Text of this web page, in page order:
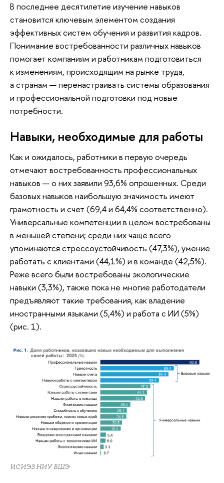
В последнее десятилетие изучение навыков
становится ключевым элементом создания
эффективных систем обучения и развития кадров.
Понимание востребованности различных навыков
помогает компаниям и работникам подготовиться
к изменениям, происходящим на рынке труда,
а странам — перенастраивать системы образования
и профессиональной подготовки под новые
потребности.
Навыки, необходимые для работы
Как и ожидалось, работники в первую очередь
отмечают востребованность профессиональных
навыков — о них заявили 93,6% опрошенных. Среди
базовых навыков наибольшую значимость имеют
грамотность и счет (69,4 и 64,4% соответственно).
Универсальные компетенции в целом востребованы
в меньшей степени; среди них чаще всего
упоминаются стрессоустойчивость (47,3%), умение
работать с клиентами (44,1%) и в команде (42,5%).
Реже всего были востребованы экологические
навыки (3,3%), также пока не многие работодатели
предъявляют такие требования, как владение
иностранными языками (5,4%) и работа с ИИ (5%)
(рис. 1).
ИСИЭЗ НИУ ВШЭ